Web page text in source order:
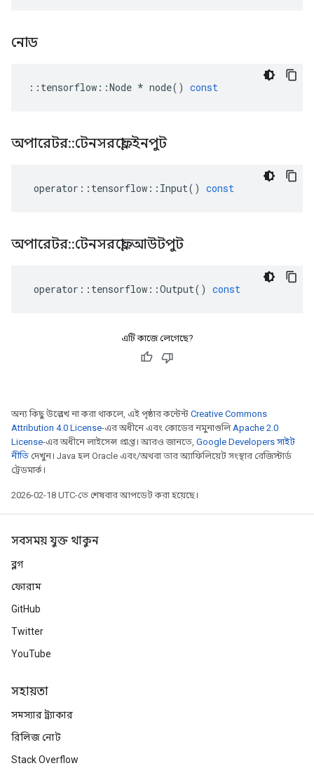
নোড
:: tensorflow ::Node * node() const
অপারেটর::টেনসরফ্লো::ইনপুট
operator :: tensorflow :: Input() const
অপারেটর::টেনসরফ্লো::আউটপুট
operator :: tensorflow ::Output() const
এটি কাজে লেগেছে?
অন্য কিছু উল্লেখ না করা থাকলে, এই পৃষ্ঠার কন্টেন্ট Creative Commons
Attribution 4.0 License-এর অধীনে এবং কোডের নমুনাগুলিApache 2.0
License-এর অধীনে লাইসেন্স প্রাপ্ত। আরও জানতে, Google Developers সাইট
নীতি দেখুন। Java হল Oracle এবং/অথবা তার অ্যাফিলিয়েট সংস্থার রেজিস্টার্ড
ট্রেডমার্ক।
2026-02-18 UTC-তে শেষবার আপডেট করা হয়েছে।
সবসময় যুক্ত থাকুন
ব্লগ
ফোরাম
GitHub
Twitter
YouTube
সহায়তা
সমস্যার ট্র্যাকার
রিলিজ নোট
Stack Overflow